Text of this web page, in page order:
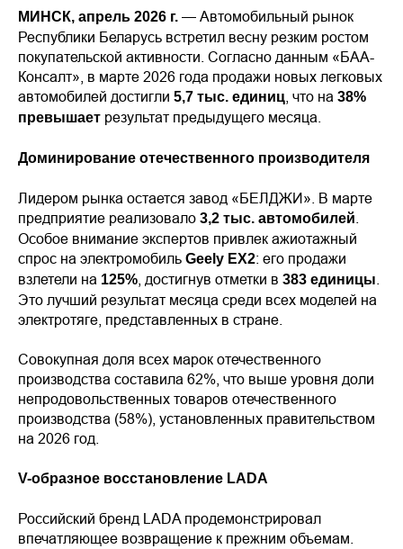
МИНСК, апрель 2026 г. — Автомобильный рынок
Республики Беларусь встретил весну резким ростом
покупательской активности. Согласно данным «БАА-
Консалт», в марте 2026 года продажи новых легковых
автомобилей достигли 5,7 тыс. единиц , что на 38%
превышает результат предыдущего месяца.
Доминирование отечественного производителя
Лидером рынка остается завод «БЕЛДЖИ». В марте
предприятие реализовало 3,2 тыс. автомобилей
Особое внимание экспертов привлек ажиотажный
спрос на электромобиль Geely EX2: его продажи
взлетели на 125% , достигнув отметки в 383 единицы
Это лучший результат месяца среди всех моделей на
электротяге, представленных в стране.
Совокупная доля всех марок отечественного
производства составила 62%, что выше уровня доли
непродовольственных товаров отечественного
производства (58%), установленных правительством
на 2026 год.
V-образное восстановление LADA
Российский бренд LADA продемонстрировал
впечатляющее возвращение к прежним объемам.